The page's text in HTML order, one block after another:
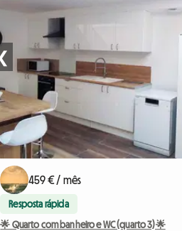
459 € / mês
Resposta rápida
🌟 Quarto com banheiro e WC (quarto 3)🌟